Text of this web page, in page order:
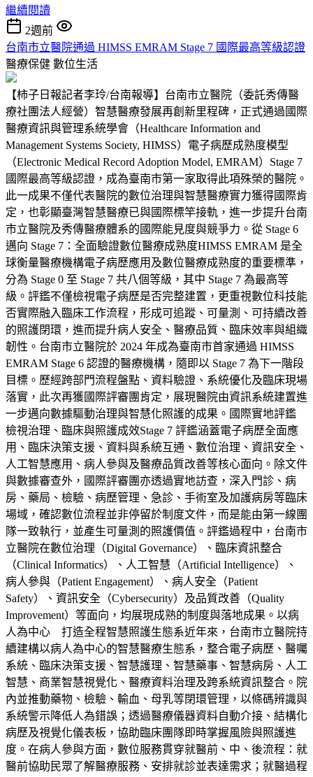
繼續閱讀
2週前
台南市立醫院通過 HIMSS EMRAM Stage 7 國際最高等級認證
醫療保健 數位生活
【柿子日報記者李玲/台南報導】台南市立醫院（委託秀傳醫
療社團法人經營）智慧醫療發展再創新里程碑，正式通過國際
醫療資訊與管理系統學會（Healthcare Information and
Management Systems Society, HIMSS）電子病歷成熟度模型
（Electronic Medical Record Adoption Model, EMRAM）Stage 7
國際最高等級認證，成為臺南市第一家取得此項殊榮的醫院。
此一成果不僅代表醫院的數位治理與智慧醫療實力獲得國際肯
定，也彰顯臺灣智慧醫療已與國際標竿接軌，進一步提升台南
市立醫院及秀傳醫療體系的國際能見度與競爭力。從 Stage 6
邁向 Stage 7：全面驗證數位醫療成熟度HIMSS EMRAM 是全
球衡量醫療機構電子病歷應用及數位醫療成熟度的重要標準，
分為 Stage 0 至 Stage 7 共八個等級，其中 Stage 7 為最高等
級。評鑑不僅檢視電子病歷是否完整建置，更重視數位科技能
否實際融入臨床工作流程，形成可追蹤、可量測、可持續改善
的照護閉環，進而提升病人安全、醫療品質、臨床效率與組織
韌性。台南市立醫院於 2024 年成為臺南市首家通過 HIMSS
EMRAM Stage 6 認證的醫療機構，隨即以 Stage 7 為下一階段
目標。歷經跨部門流程盤點、資料驗證、系統優化及臨床現場
落實，此次再獲國際評審團肯定，展現醫院由資訊系統建置進
一步邁向數據驅動治理與智慧化照護的成果。國際實地評鑑
檢視治理、臨床與照護成效Stage 7 評鑑涵蓋電子病歷全面應
用、臨床決策支援、資料與系統互通、數位治理、資訊安全、
人工智慧應用、病人參與及醫療品質改善等核心面向。除文件
與數據審查外，國際評審團亦透過實地訪查，深入門診、病
房、藥局、檢驗、病歷管理、急診、手術室及加護病房等臨床
場域，確認數位流程並非停留於制度文件，而是能由第一線團
隊一致執行，並產生可量測的照護價值。評鑑過程中，台南市
立醫院在數位治理（Digital Governance）、臨床資訊整合
（Clinical Informatics）、人工智慧（Artificial Intelligence）、
病人參與（Patient Engagement）、病人安全（Patient
Safety）、資訊安全（Cybersecurity）及品質改善（Quality
Improvement）等面向，均展現成熟的制度與落地成果。以病
人為中心 打造全程智慧照護生態系近年來，台南市立醫院持
續建構以病人為中心的智慧醫療生態系，整合電子病歷、醫囑
系統、臨床決策支援、智慧護理、智慧藥事、智慧病房、人工
智慧、商業智慧視覺化、醫療資料治理及跨系統資訊整合。院
內並推動藥物、檢驗、輸血、母乳等閉環管理，以條碼辨識與
系統警示降低人為錯誤；透過醫療儀器資料自動介接、結構化
病歷及視覺化儀表板，協助臨床團隊即時掌握風險與照護進
度。在病人參與方面，數位服務貫穿就醫前、中、後流程：就
醫前協助民眾了解醫療服務、安排就診並表達需求；就醫過程